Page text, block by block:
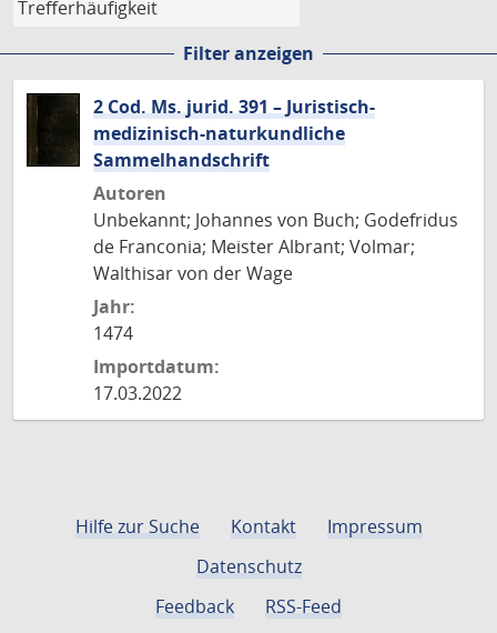
Filter anzeigen
2 Cod. Ms. jurid. 391 – Juristisch-
medizinisch-naturkundliche
Sammelhandschrift
Autoren
Unbekannt; Johannes von Buch; Godefridus
de Franconia; Meister Albrant; Volmar;
Walthisar von der Wage
Jahr:
1474
Importdatum:
17.03.2022
Hilfe zur Suche Kontakt
Impressum
Datenschutz
Feedback
RSS-Feed